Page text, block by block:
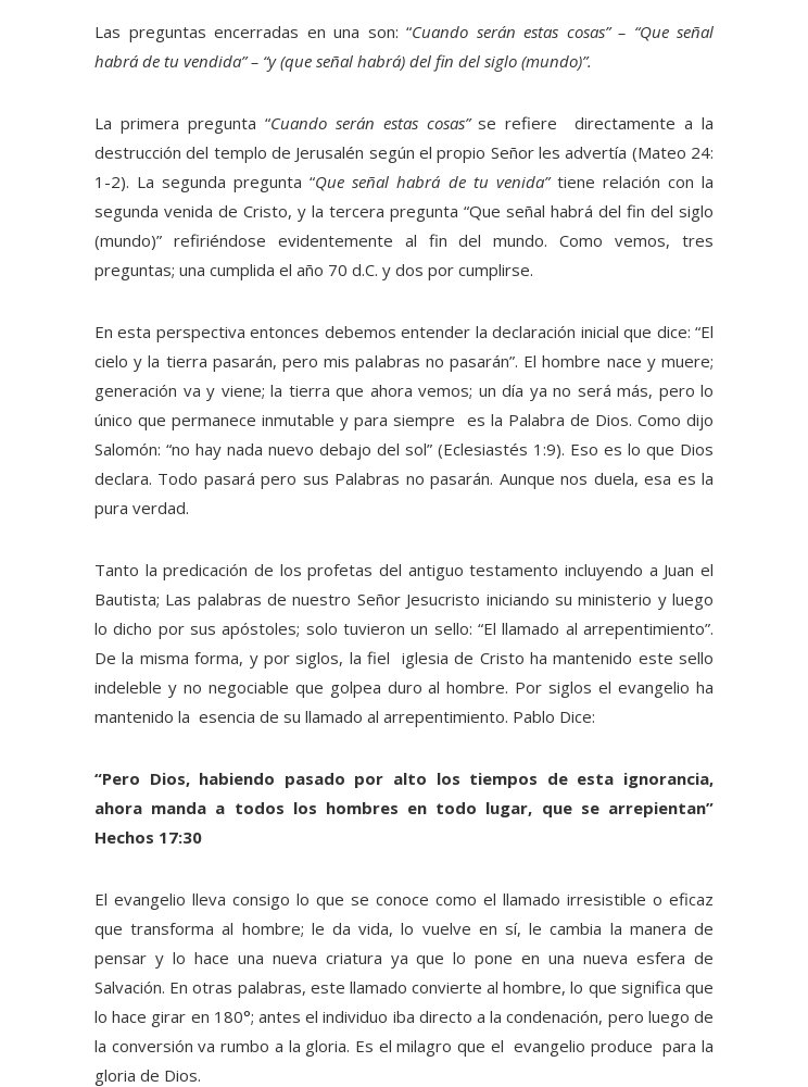
Las preguntas encerradas en una son: “Cuando serán estas cosas” – “Que señal
habrá de tu vendida” – “y (que señal habrá) del fin del siglo (mundo)”.
La primera pregunta “Cuando serán estas cosas”se refiere directamente a la
destrucción del templo de Jerusalén según el propio Señor les advertía (Mateo 24:
1-2). La segunda pregunta “Que señal habrá de tu venida” tiene relación con la
segunda venida de Cristo, y la tercera pregunta “Que señal habrá del fin del siglo
(mundo)” refiriéndose evidentemente al fin del mundo. Como vemos, tres
preguntas; una cumplida el año 70 d.C. y dos por cumplirse.
En esta perspectiva entonces debemos entender la declaración inicial que dice: “El
cielo y la tierra pasarán, pero mis palabras no pasarán”. El hombre nace y muere;
generación va y viene; la tierra que ahora vemos; un día ya no será más, pero lo
único que permanece inmutable y para siempre es la Palabra de Dios. Como dijo
Salomón: “no hay nada nuevo debajo del sol” (Eclesiastés 1:9). Eso es lo que Dios
declara. Todo pasará pero sus Palabras no pasarán. Aunque nos duela, esa es la
pura verdad.
Tanto la predicación de los profetas del antiguo testamento incluyendo a Juan el
Bautista; Las palabras de nuestro Señor Jesucristo iniciando su ministerio y luego
lo dicho por sus apóstoles; solo tuvieron un sello: “El llamado al arrepentimiento”.
De la misma forma, y por siglos, la fiel iglesia de Cristo ha mantenido este sello
indeleble y no negociable que golpea duro al hombre. Por siglos el evangelio ha
mantenido la esencia de su llamado al arrepentimiento. Pablo Dice:
“Pero Dios, habiendo pasado por alto los tiempos de esta ignorancia,
ahora manda a todos los hombres en todo lugar, que se arrepientan”
Hechos 17:30
El evangelio lleva consigo lo que se conoce como el llamado irresistible o eficaz
que transforma al hombre; le da vida, lo vuelve en sí, le cambia la manera de
pensar y lo hace una nueva criatura ya que lo pone en una nueva esfera de
Salvación. En otras palabras, este llamado convierte al hombre, lo que significa que
lo hace girar en 180°; antes el individuo iba directo a la condenación, pero luego de
la conversión va rumbo a la gloria. Es el milagro que el evangelio produce para la
gloria de Dios.